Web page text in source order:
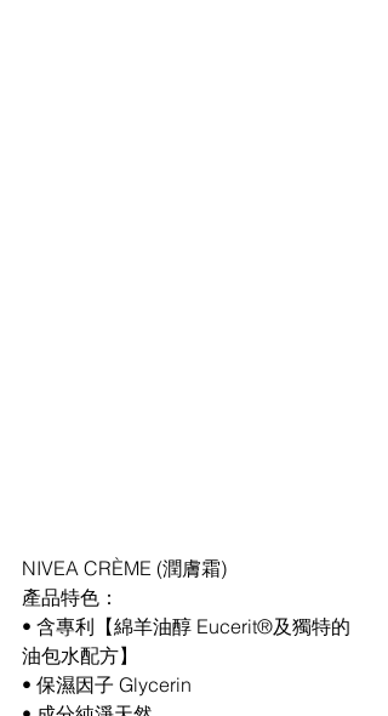
NIVEA CRÈME (潤膚霜)
產品特色：
• 含專利【綿羊油醇 Eucerit®及獨特的
油包水配方】
• 保濕因子 Glycerin